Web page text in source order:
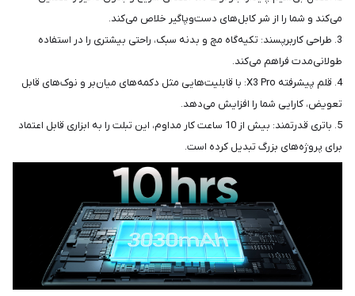
می‌کند و شما را از شر کابل‌های دست‌وپاگیر خلاص می‌کند.
3. طراحی کاربرپسند: تکیه‌گاه مچ و بدنه سبک، راحتی بیشتری را در استفاده
طولانی‌مدت فراهم می‌کند.
4. قلم پیشرفته X3 Pro: با قابلیت‌هایی مثل دکمه‌های میان‌بر و نوک‌های قابل
تعویض، کارایی شما را افزایش می‌دهد.
5. باتری قدرتمند: بیش از 10 ساعت کار مداوم، این تبلت را به ابزاری قابل اعتماد
برای پروژه‌های بزرگ تبدیل کرده است.